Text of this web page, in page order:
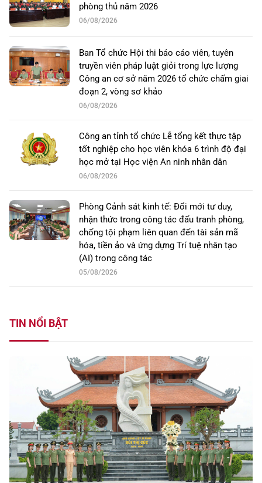
phòng thủ năm 2026
06/08/2026
Ban Tổ chức Hội thi báo cáo viên, tuyên
truyền viên pháp luật giỏi trong lực lượng
Công an cơ sở năm 2026 tổ chức chấm giai
đoạn 2, vòng sơ khảo
06/08/2026
Công an tỉnh tổ chức Lễ tổng kết thực tập
tốt nghiệp cho học viên khóa 6 trình độ đại
học mở tại Học viện An ninh nhân dân
06/08/2026
Phòng Cảnh sát kinh tế: Đổi mới tư duy,
nhận thức trong công tác đấu tranh phòng,
chống tội phạm liên quan đến tài sản mã
hóa, tiền ảo và ứng dựng Trí tuệ nhân tạo
(AI) trong công tác
05/08/2026
TIN NỔI BẬT